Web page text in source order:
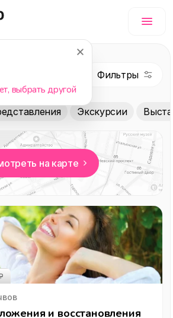
выбрать другой
Экскурсии
на карте
и восстановления